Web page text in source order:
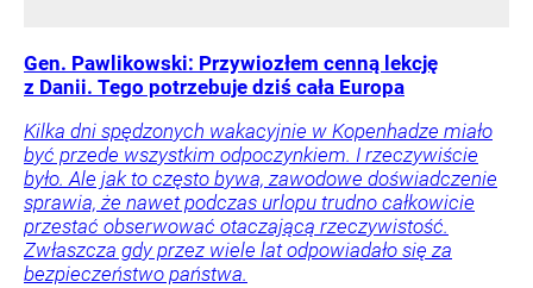
Gen. Pawlikowski: Przywiozłem cenną lekcję
z Danii. Tego potrzebuje dziś cała Europa
Kilka dni spędzonych wakacyjnie w Kopenhadze miało
być przede wszystkim odpoczynkiem. I rzeczywiście
było. Ale jak to często bywa, zawodowe doświadczenie
sprawia, że nawet podczas urlopu trudno całkowicie
przestać obserwować otaczającą rzeczywistość.
Zwłaszcza gdy przez wiele lat odpowiadało się za
bezpieczeństwo państwa.